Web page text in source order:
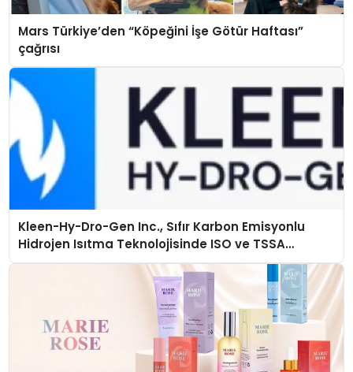
Mars Türkiye’den “Köpeğini İşe Götür Haftası”
çağrısı
Kleen-Hy-Dro-Gen Inc., Sıfır Karbon Emisyonlu
Hidrojen Isıtma Teknolojisinde ISO ve TSSA
Düzenleyici Onaylarını Aldı